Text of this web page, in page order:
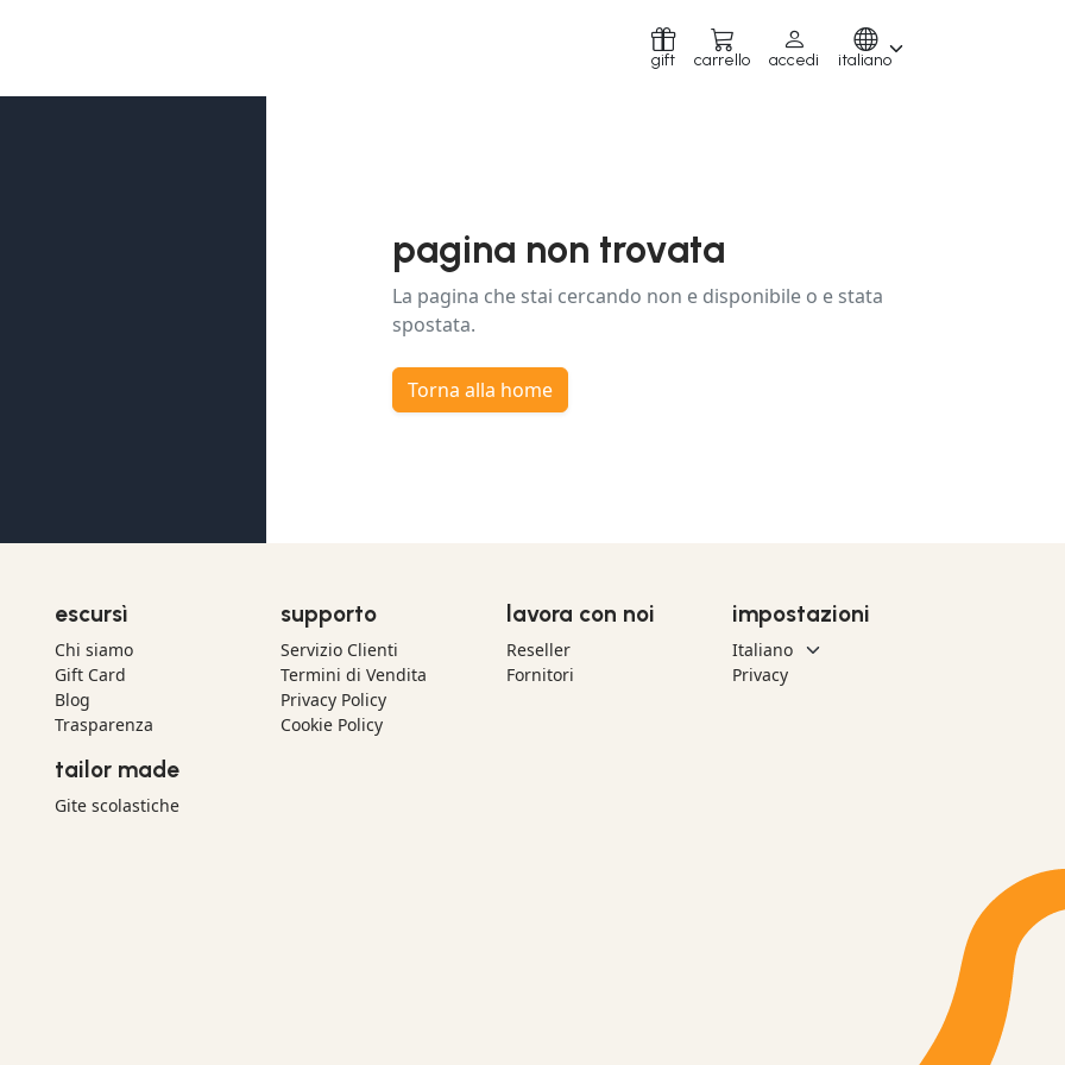
gift carrello accedi italiano
pagina non trovata
La pagina che stai cercando non e disponibile o e stata
spostata.
Torna alla home
escursì
Chi siamo
Gift Card
Blog
Trasparenza
tailor made
Gite scolastiche
supporto
Servizio Clienti
Termini di Vendita
Privacy Policy
Cookie Policy
lavora con noi
Reseller
Fornitori
impostazioni
Privacy